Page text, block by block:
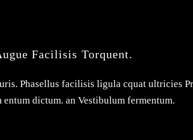
Facilisis Torquent.
Phasellus facilisis ligula cquat ultricies
dictum. an Vestibulum fermentum.